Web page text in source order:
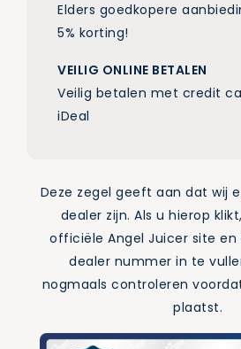
Elders goedkopere
5% korting!
VEILIG ONLINE BETALEN
Veilig betalen met credit
iDeal
Deze zegel geeft aan dat wij
dealer zijn. Als u hierop
officiële Angel Juicer site
dealer nummer in te
nogmaals controleren
plaatst.